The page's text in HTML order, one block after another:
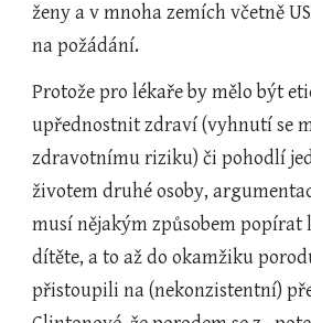
ženy a v mnoha zemích včetně
na požádání.
Protože pro lékaře by mělo být
upřednostnit zdraví (vyhnutí se
zdravotnímu riziku) či pohodlí
životem druhé osoby,
musí nějakým způsobem popírat
dítěte, a to až do okamžiku
přistoupili na (nekonzistentní)